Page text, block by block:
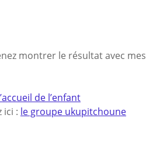
montrer le résultat avec mes
de l’enfant
ici : le groupe ukupitchoune